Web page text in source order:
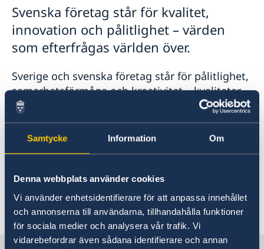
Samtycke Information Om
Denna webbplats använder cookies
Vi använder enhetsidentifierare för att anpassa innehållet
och annonserna till användarna, tillhandahålla funktioner
för sociala medier och analysera vår trafik. Vi
vidarebefordrar även sådana identifierare och annan
Lediga tjänster
Dataskyddspolicy (GDPR)
Team Sweden
Så kan du få stöd
Svenska företag på Island
Anmäl handelshinder
Aktuellt
Svenska företag står för kvalitet,
innovation och pålitlighet – värden
som efterfrågas världen över.
Sverige och svenska företag står för pålitlighet,
samarbetsförmåga och kreativitet – kvaliteter
som efterfrågas världen över. Sveriges 102
utlandsmyndigheter i form av ambassader och
konsulat över hela världen hjälper dig att lyfta
dessa styrkor i mötet med nya marknader.
världen –MadewithSweden.
Senast uppdaterad 18 dec. 2025, 11.26